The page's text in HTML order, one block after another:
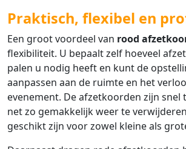
Praktisch, flexibel en
Een groot voordeel van rood
flexibiliteit. U bepaalt zelf hoeveel
palen u nodig heeft en kunt de
aanpassen aan de ruimte en het
evenement. De afzetkoorden zijn snel
net zo gemakkelijk weer te
geschikt zijn voor zowel kleine als